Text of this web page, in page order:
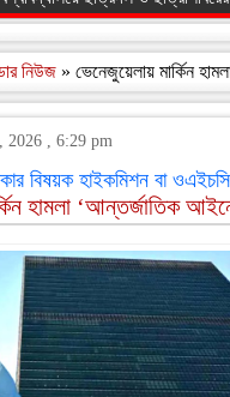
নিউজ » ভেনেজুয়েলায় মার্কিন
2026 , 6:29 pm
বিষয়ক হাইকমিশন বা
হামলা ‘আন্তর্জাতিক